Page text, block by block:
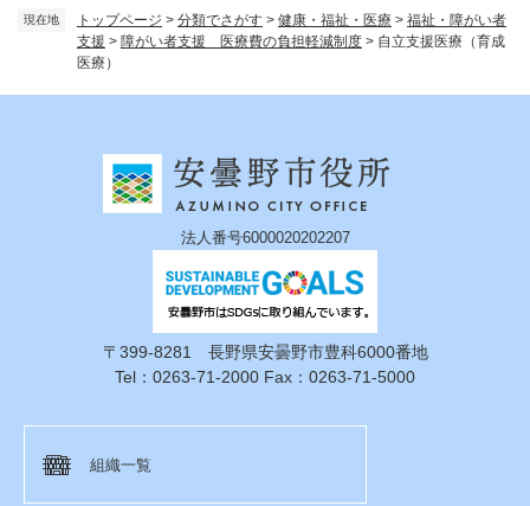
現在地 トップページ > 分類でさがす > 健康・福祉・医療 > 福祉・障がい者
支援 > 障がい者支援 医療費の負担軽減制度 > 自立支援医療（育成
医療）
法人番号6000020202207
〒399-8281 長野県安曇野市豊科6000番地
Tel：0263-71-2000 Fax：0263-71-5000
組織一覧